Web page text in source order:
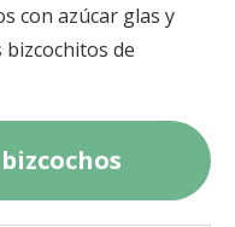
con azúcar glas y
de